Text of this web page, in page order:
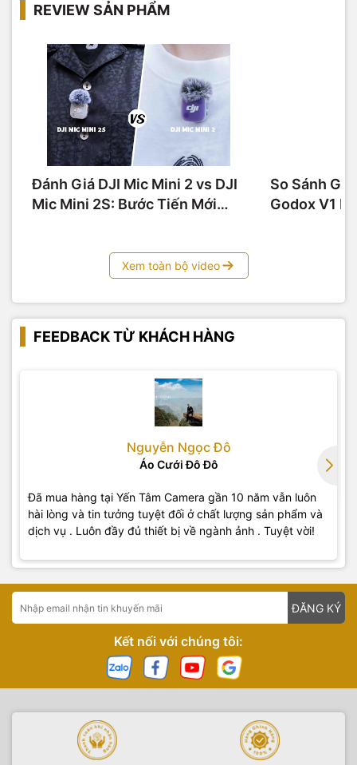
REVIEW SẢN PHẨM
Đánh Giá DJI Mic Mini 2 vs DJI
Mic Mini 2S: Bước Tiến Mới
So Sánh
Godox V1
Xem toàn bộ video
FEEDBACK TỪ KHÁCH HÀNG
Nguyễn Ngọc Đô
Áo Cưới Đô Đô
Đã mua hàng tại Yến Tâm Camera gần 10 năm vẫn luôn
hài lòng và tin tưởng tuyệt đối ở chất lượng sản phẩm và
dịch vụ . Luôn đầy đủ thiết bị về ngành ảnh . Tuyệt vời!
ĐĂNG KÝ
Kết nối với chúng tôi: